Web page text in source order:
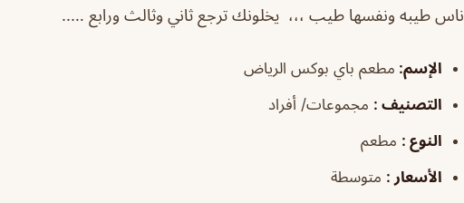
ناس طيبه ونفسها طيب ،،، يخلونك ترجع ثاني وثالث ورابع …..
الإسم: مطعم باي بوكس الرياض
التصنيف : مجموعات/ أفراد
النوع : مطعم
الأسعار : متوسطة